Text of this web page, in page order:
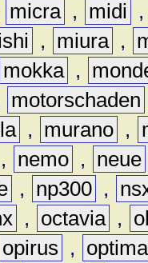
micra , midi
, miura ,
mokka ,
motorschaden
, murano ,
, nemo , neue
, np300 ,
, octavia ,
opirus ,
optima